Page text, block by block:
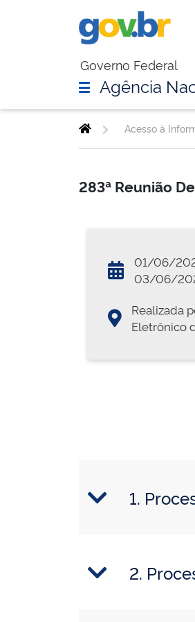
Governo Federal
Agência
Acesso à
283ª Reunião
01/06/
03/06/
Realizada
Eletrônico
1.
2.